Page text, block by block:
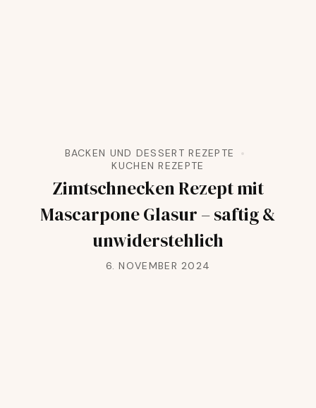
BACKEN UND DESSERT REZEPTE
KUCHEN REZEPTE
Zimtschnecken Rezept mit
Mascarpone Glasur – saftig &
unwiderstehlich
6. NOVEMBER 2024